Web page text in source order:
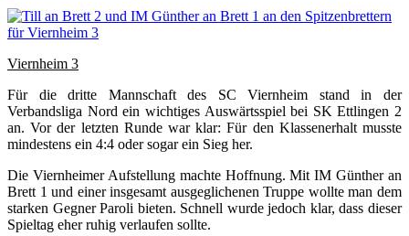
Viernheim 3
Für die dritte Mannschaft des SC Viernheim stand in der
Verbandsliga Nord ein wichtiges Auswärtsspiel bei SK Ettlingen 2
an. Vor der letzten Runde war klar: Für den Klassenerhalt musste
mindestens ein 4:4 oder sogar ein Sieg her.
Die Viernheimer Aufstellung machte Hoffnung. Mit IM Günther an
Brett 1 und einer insgesamt ausgeglichenen Truppe wollte man dem
starken Gegner Paroli bieten. Schnell wurde jedoch klar, dass dieser
Spieltag eher ruhig verlaufen sollte.